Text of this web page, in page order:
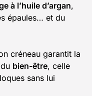
à l’huile d’argan,
épaules… et du
créneau garantit la
bien-être, celle
sans lui